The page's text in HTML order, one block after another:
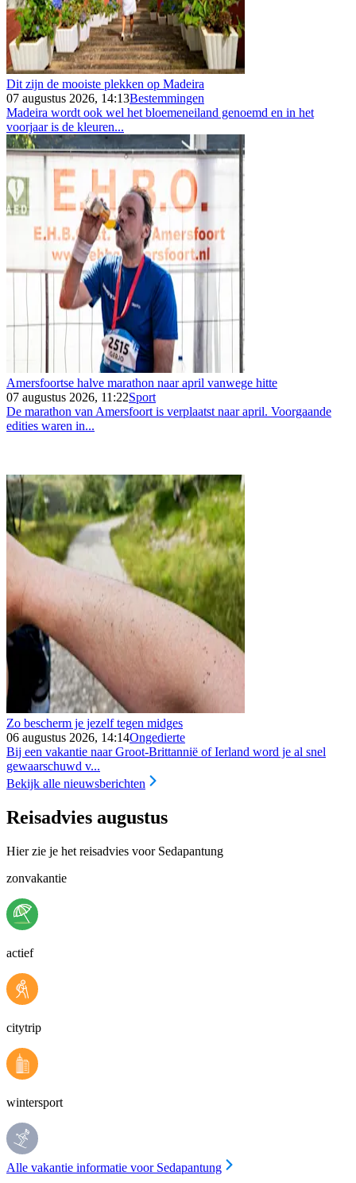
Dit zijn de mooiste plekken op Madeira
07 augustus 2026, 14:13Bestemmingen
Madeira wordt ook wel het bloemeneiland genoemd en in het
voorjaar is de kleuren...
Amersfoortse halve marathon naar april vanwege hitte
07 augustus 2026, 11:22Sport
De marathon van Amersfoort is verplaatst naar april. Voorgaande
edities waren in...
Zo bescherm je jezelf tegen midges
06 augustus 2026, 14:14Ongedierte
Bij een vakantie naar Groot-Brittannië of Ierland word je al snel
gewaarschuwd v...
Bekijk alle nieuwsberichten
Reisadvies augustus
Hier zie je het reisadvies voor Sedapantung
zonvakantie
actief
citytrip
wintersport
Alle vakantie informatie voor Sedapantung